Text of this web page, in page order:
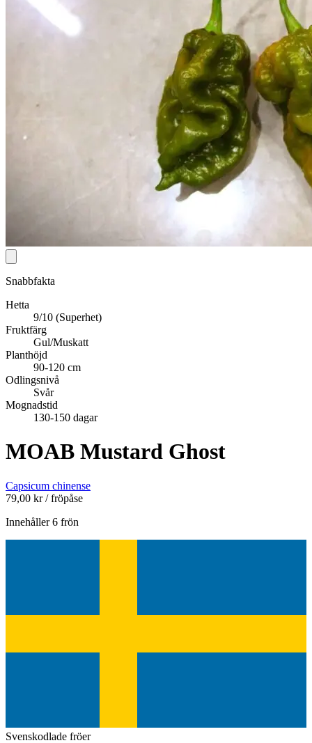
Snabbfakta
Hetta
9/10 (Superhet)
Fruktfärg
Gul/Muskatt
Planthöjd
90-120 cm
Odlingsnivå
Svår
Mognadstid
130-150 dagar
MOAB Mustard Ghost
Capsicum chinense
79,00 kr / fröpåse
Innehåller 6 frön
Svenskodlade fröer